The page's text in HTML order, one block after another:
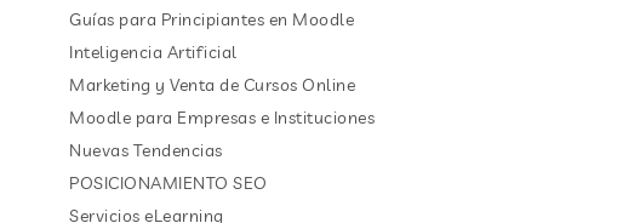
Guías para Principiantes en Moodle
Inteligencia Artificial
Marketing y Venta de Cursos Online
Moodle para Empresas e Instituciones
Nuevas Tendencias
POSICIONAMIENTO SEO
Servicios eLearning